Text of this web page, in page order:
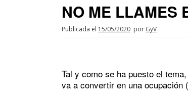
NO ME LLAMES
Publicada el 15/05/2020 por GyV
Tal y como se ha puesto el
va a convertir en una ocupación